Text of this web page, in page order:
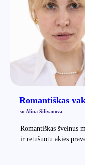
Romantiškas
su Alina Silivanova
Romantiškas švelnus
ir retušuotu akies